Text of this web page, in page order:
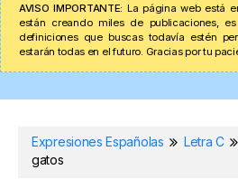
AVISO IMPORTANTE: La página web está
están creando miles de publicaciones,
definiciones que buscas todavía estén
estarán todas en el futuro. Gracias por tu
Expresiones Españolas Letra C
gatos